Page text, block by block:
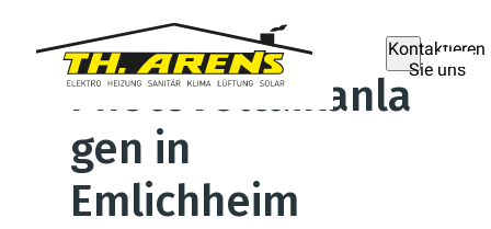
Kontaktieren
Sie uns
Photovoltaikanla
gen in
Emlichheim